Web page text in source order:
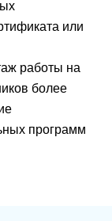
или
работы на
более
программ